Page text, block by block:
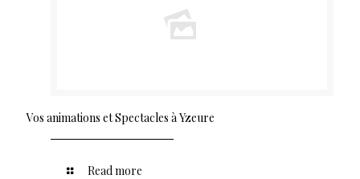
Vos animations et Spectacles à Yzeure
Read more